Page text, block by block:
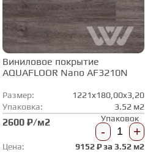
Виниловое покрытие
AQUAFLOOR Nano AF3210N
Размер:
1221x180,00x3,20
Упаковка:
3.52 м2
2600 ₽/м2 Упаковок
- +
Цена: 9152₽ за 3.52 м2